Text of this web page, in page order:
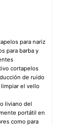
para nariz
para barba y
cortapelos
de ruido
el vello
liviano del
portátil en
como para